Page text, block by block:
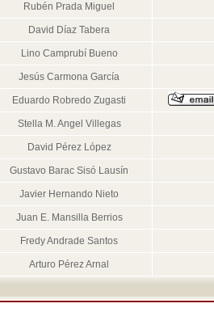
Rubén Prada Miguel
David Díaz Tabera
Lino Camprubí Bueno
Jesús Carmona García
Eduardo Robredo Zugasti
Stella M. Angel Villegas
David Pérez López
Gustavo Barac Sisó Lausín
Javier Hernando Nieto
Juan E. Mansilla Berrios
Fredy Andrade Santos
Arturo Pérez Arnal